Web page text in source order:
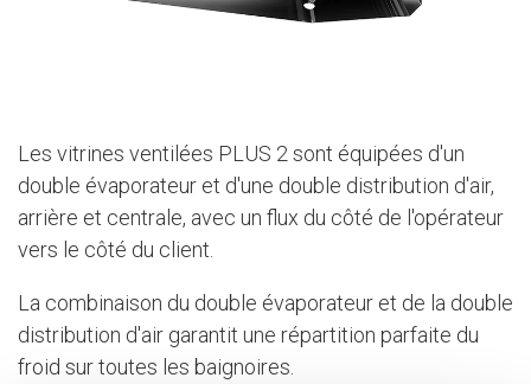
Les vitrines ventilées PLUS 2 sont équipées d'un
double évaporateur et d'une double distribution d'air,
arrière et centrale, avec un flux du côté de l'opérateur
vers le côté du client.
La combinaison du double évaporateur et de la double
distribution d'air garantit une répartition parfaite du
froid sur toutes les baignoires.